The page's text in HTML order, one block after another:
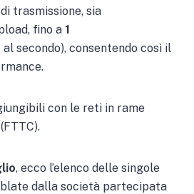
trasmissione, sia
fino a 1
secondo), consentendo così il
con le reti in rame
, ecco l’elenco delle singole
dalla società partecipata